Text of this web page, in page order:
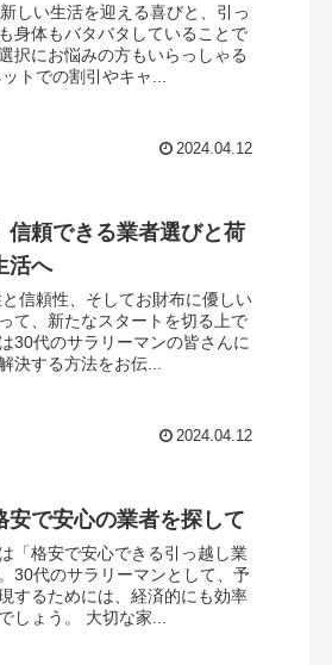
しい生活を迎える喜びと、引っ
身体もバタバタしていることで
択にお悩みの方もいらっしゃる
トでの割引やキャ...
2024.04.12
信頼できる業者選びと荷
活へ
信頼性、そしてお財布に優しい
て、新たなスタートを切る上で
30代のサラリーマンの皆さんに
決する方法をお伝...
2024.04.12
で安心の業者を探して
「格安で安心できる引っ越し業
30代のサラリーマンとして、予
するためには、経済的にも効率
しょう。 大切な家...